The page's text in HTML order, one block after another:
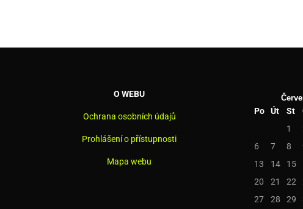
O WEBU
Ochrana osobních údajů
Prohlášení o přístupnosti
Mapa webu
Po Út St
1
6
7 8
13
14 15
20
21 22
27
28 29